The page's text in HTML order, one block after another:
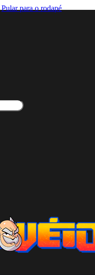
Pular para o rodapé